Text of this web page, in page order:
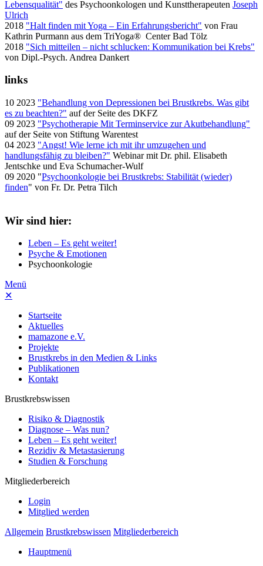
Lebensqualität" des Psychoonkologen und Kunsttherapeuten Joseph
Ulrich
2018 "Halt finden mit Yoga – Ein Erfahrungsbericht" von Frau
Kathrin Purmann aus dem TriYoga® Center Bad Tölz
2018 "Sich mitteilen – nicht schlucken: Kommunikation bei Krebs"
von Dipl.-Psych. Andrea Dankert
links
10 2023 "Behandlung von Depressionen bei Brustkrebs. Was gibt
es zu beachten?" auf der Seite des DKFZ
09 2023 "Psycho­therapie Mit Termin­service zur Akutbe­hand­lung"
auf der Seite von Stiftung Warentest
04 2023 "Angst! Wie lerne ich mit ihr umzugehen und
handlungsfähig zu bleiben?" Webinar mit Dr. phil. Elisabeth
Jentschke und Eva Schumacher-Wulf
09 2020 "Psychoonkologie bei Brustkrebs: Stabilität (wieder)
finden" von Fr. Dr. Petra Tilch
Wir sind hier:
Leben – Es geht weiter!
Psyche & Emotionen
Psychoonkologie
Menü
✕
Startseite
Aktuelles
mamazone e.V.
Projekte
Brustkrebs in den Medien & Links
Publikationen
Kontakt
Brustkrebswissen
Risiko & Diagnostik
Diagnose – Was nun?
Leben – Es geht weiter!
Rezidiv & Metastasierung
Studien & Forschung
Mitgliederbereich
Login
Mitglied werden
Allgemein Brustkrebswissen Mitgliederbereich
Hauptmenü